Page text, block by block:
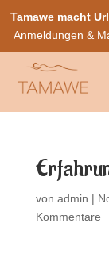
Tamawe macht
Anmeldungen &
von admin |
Kommentare